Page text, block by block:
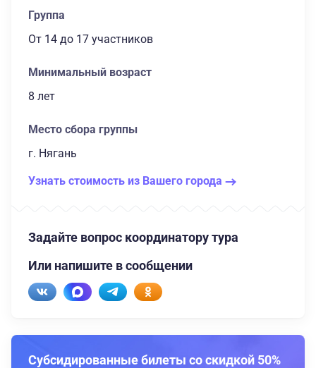
Группа
От 14 до 17 участников
Минимальный возраст
8 лет
Место сбора группы
г. Нягань
Узнать стоимость из Вашего города
Задайте вопрос координатору тура
Или напишите в сообщении
Субсидированные билеты со скидкой 50%